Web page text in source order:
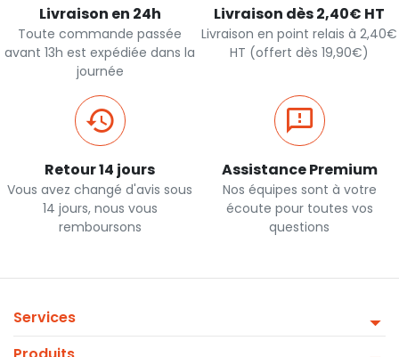
Livraison en 24h
Toute commande passée
avant 13h est expédiée dans la
journée
Livraison dès 2,40€ HT
Livraison en point relais à 2,40€
HT (offert dès 19,90€)
Retour 14 jours
Vous avez changé d'avis sous
14 jours, nous vous
remboursons
Assistance Premium
Nos équipes sont à votre
écoute pour toutes vos
questions
Services